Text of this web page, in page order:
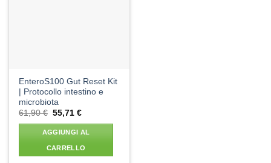
EnteroS100 Gut Reset Kit
| Protocollo intestino e
microbiota
61,90€ Il
originale
era:
61,90 €.
55,71€Il
attuale
è:
55,71 €.
AGGIUNGI AL
CARRELLO